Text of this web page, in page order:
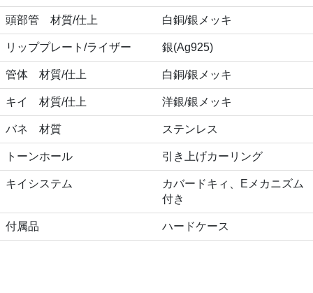
頭部管 材質/仕上 白銅/銀メッキ
リッププレート/ライザー 銀(Ag925)
管体 材質/仕上 白銅/銀メッキ
キイ 材質/仕上 洋銀/銀メッキ
バネ 材質 ステンレス
トーンホール 引き上げカーリング
キイシステム
カバードキィ、Eメカニズム
付き
付属品 ハードケース